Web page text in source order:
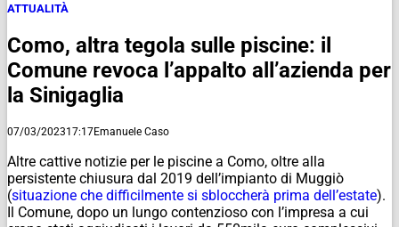
ATTUALITÀ
Como, altra tegola sulle piscine: il
Comune revoca l’appalto all’azienda per
la Sinigaglia
07/03/202317:17Emanuele Caso
Altre cattive notizie per le piscine a Como, oltre alla
persistente chiusura dal 2019 dell’impianto di Muggiò
(situazione che difficilmente si sbloccherà prima dell’estate).
Il Comune, dopo un lungo contenzioso con l’impresa a cui